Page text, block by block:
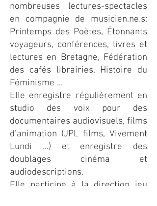
nombreuses lectures-spectacles
en compagnie de musicien.ne.s:
Printemps des Poètes, Étonnants
voyageurs, conférences, livres et
lectures en Bretagne, Fédération
des cafés librairies, Histoire du
Féminisme ...
Elle enregistre régulièrement en
studio des voix pour des
documentaires audiovisuels, films
d’animation (JPL films, Vivement
Lundi ...) et enregistre des
doublages cinéma et
audiodescriptions.
Elle participe à la direction jeu